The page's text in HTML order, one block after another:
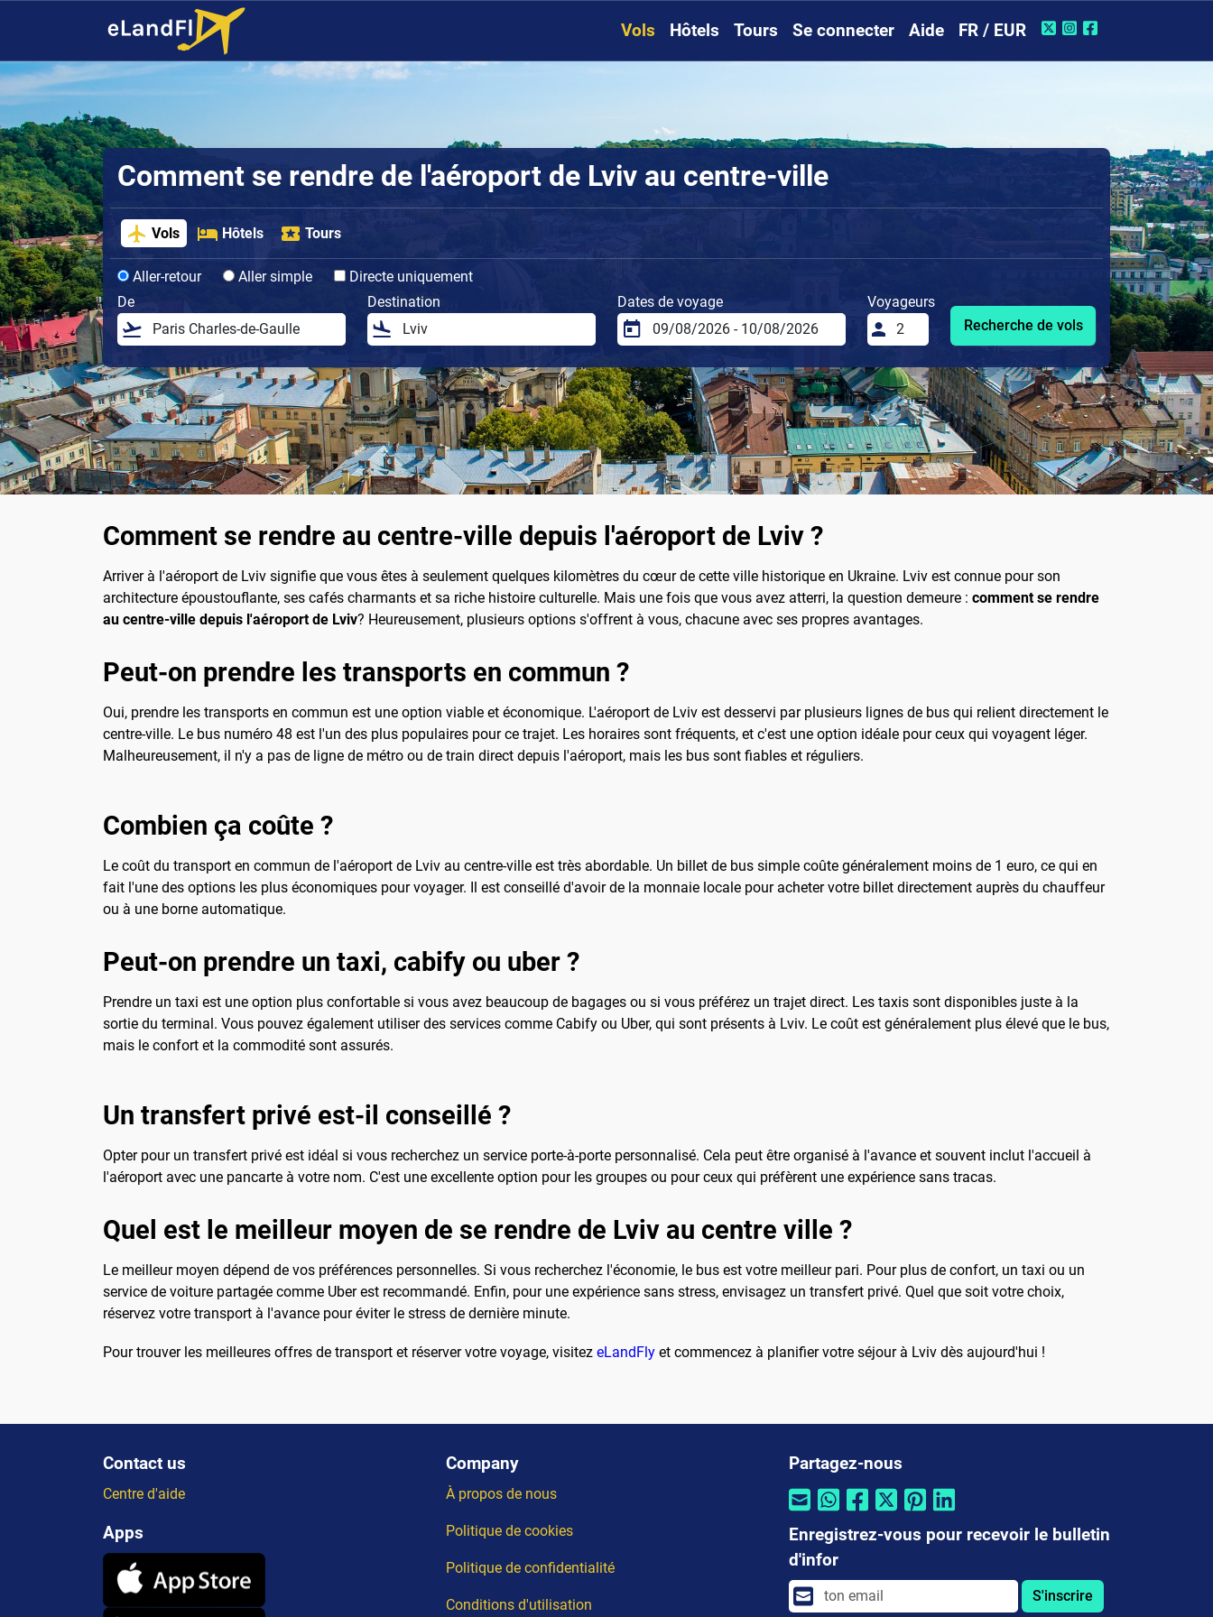
Vols Hôtels Tours Se connecter Aide FR / EUR
Comment se rendre de l'aéroport de Lviv au centre-ville
Vols Hôtels Tours
Aller-retour Aller simple
Directe uniquement
De
Destination Dates de voyage
Voyageurs
Recherche de vols
Comment se rendre au centre-ville depuis l'aéroport de Lviv ?
Arriver à l'aéroport de Lviv signifie que vous êtes à seulement quelques kilomètres du cœur de cette ville historique en Ukraine. Lviv est connue pour son
architecture époustouflante, ses cafés charmants et sa riche histoire culturelle. Mais une fois que vous avez atterri, la question demeure : comment se rendre
au centre-ville depuis l'aéroport de Lviv? Heureusement, plusieurs options s'offrent à vous, chacune avec ses propres avantages.
Peut-on prendre les transports en commun ?
Oui, prendre les transports en commun est une option viable et économique. L'aéroport de Lviv est desservi par plusieurs lignes de bus qui relient directement le
centre-ville. Le bus numéro 48 est l'un des plus populaires pour ce trajet. Les horaires sont fréquents, et c'est une option idéale pour ceux qui voyagent léger.
Malheureusement, il n'y a pas de ligne de métro ou de train direct depuis l'aéroport, mais les bus sont fiables et réguliers.
Combien ça coûte ?
Le coût du transport en commun de l'aéroport de Lviv au centre-ville est très abordable. Un billet de bus simple coûte généralement moins de 1 euro, ce qui en
fait l'une des options les plus économiques pour voyager. Il est conseillé d'avoir de la monnaie locale pour acheter votre billet directement auprès du chauffeur
ou à une borne automatique.
Peut-on prendre un taxi, cabify ou uber ?
Prendre un taxi est une option plus confortable si vous avez beaucoup de bagages ou si vous préférez un trajet direct. Les taxis sont disponibles juste à la
sortie du terminal. Vous pouvez également utiliser des services comme Cabify ou Uber, qui sont présents à Lviv. Le coût est généralement plus élevé que le bus,
mais le confort et la commodité sont assurés.
Un transfert privé est-il conseillé ?
Opter pour un transfert privé est idéal si vous recherchez un service porte-à-porte personnalisé. Cela peut être organisé à l'avance et souvent inclut l'accueil à
l'aéroport avec une pancarte à votre nom. C'est une excellente option pour les groupes ou pour ceux qui préfèrent une expérience sans tracas.
Quel est le meilleur moyen de se rendre de Lviv au centre ville ?
Le meilleur moyen dépend de vos préférences personnelles. Si vous recherchez l'économie, le bus est votre meilleur pari. Pour plus de confort, un taxi ou un
service de voiture partagée comme Uber est recommandé. Enfin, pour une expérience sans stress, envisagez un transfert privé. Quel que soit votre choix,
réservez votre transport à l'avance pour éviter le stress de dernière minute.
Pour trouver les meilleures offres de transport et réserver votre voyage, visitez eLandFly et commencez à planifier votre séjour à Lviv dès aujourd'hui !
Contact us
Centre d'aide
Apps
Company
À propos de nous
Politique de cookies
Politique de confidentialité
Conditions d'utilisation
Partagez-nous
Enregistrez-vous pour recevoir le bulletin
d'infor
S'inscrire